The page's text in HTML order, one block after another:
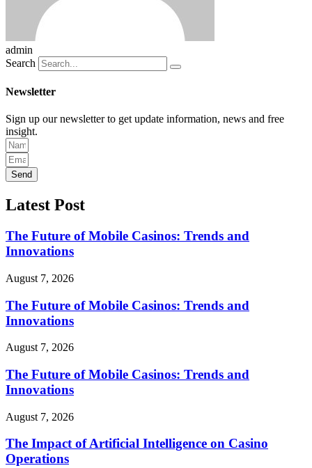
admin
Search
Newsletter
Sign up our newsletter to get update information, news and free
insight.
Send
Latest Post
The Future of Mobile Casinos: Trends and
Innovations
August 7, 2026
The Future of Mobile Casinos: Trends and
Innovations
August 7, 2026
The Future of Mobile Casinos: Trends and
Innovations
August 7, 2026
The Impact of Artificial Intelligence on Casino
Operations